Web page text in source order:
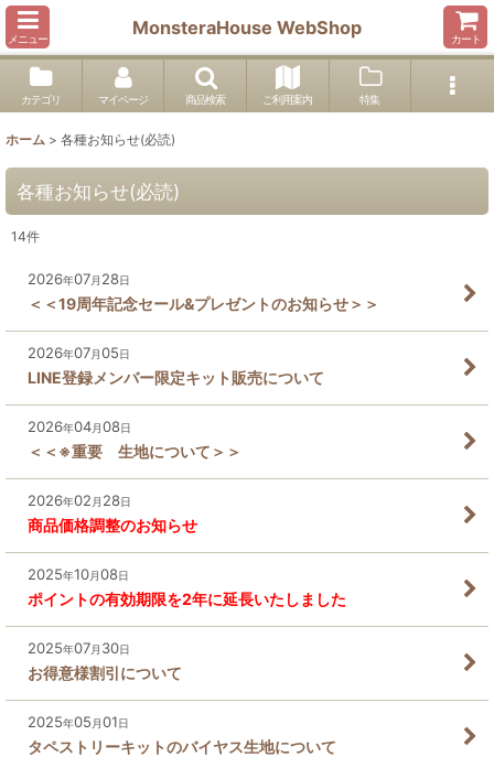
メニュー
MonsteraHouse WebShop
カート
カテゴリ マイページ 商品検索 ご利用案内 特集
ホーム > 各種お知らせ(必読)
各種お知らせ(必読)
14件
2026年07月 28日
＜＜19周年記念セール&プレゼントのお知らせ＞＞
2026年07月05日
LINE登録メンバー限定キット販売について
2026年04月08日
＜＜※重要 生地について＞＞
2026年02 月 28日
商品価格調整のお知らせ
2025年10月08日
ポイントの有効期限を2年に延長いたしました
2025年07月 30日
お得意様割引について
2025年05 月01日
タペストリーキットのバイヤス生地について